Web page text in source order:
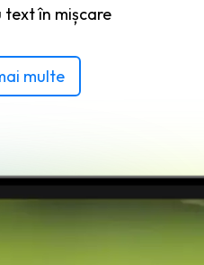
în mișcare
multe